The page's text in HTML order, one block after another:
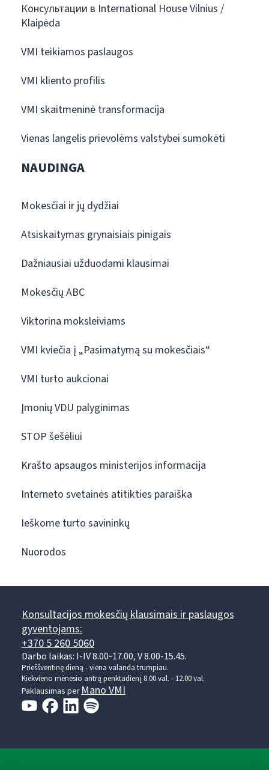
Консультации в International House Vilnius /
Klaipėda
VMI teikiamos paslaugos
VMI kliento profilis
VMI skaitmeninė transformacija
Vienas langelis prievolėms valstybei sumokėti
NAUDINGA
Mokesčiai ir jų dydžiai
Atsiskaitymas grynaisiais pinigais
Dažniausiai užduodami klausimai
Mokesčių ABC
Viktorina moksleiviams
VMI kviečia į „Pasimatymą su mokesčiais“
VMI turto aukcionai
Įmonių VDU palyginimas
STOP šešėliui
Krašto apsaugos ministerijos informacija
Interneto svetainės atitikties paraiška
Ieškome turto savininkų
Nuorodos
Konsultacijos mokesčių klausimais ir paslaugos
gyventojams:
+370 5 260 5060
Darbo laikas: I-IV 8.00-17.00, V 8.00-15.45.
Prieššventinę dieną - viena valanda trumpiau.
Kiekvieno mėnesio antrą penktadienį 8.00 val. - 12.00 val.
Paklausimas per Mano VMI